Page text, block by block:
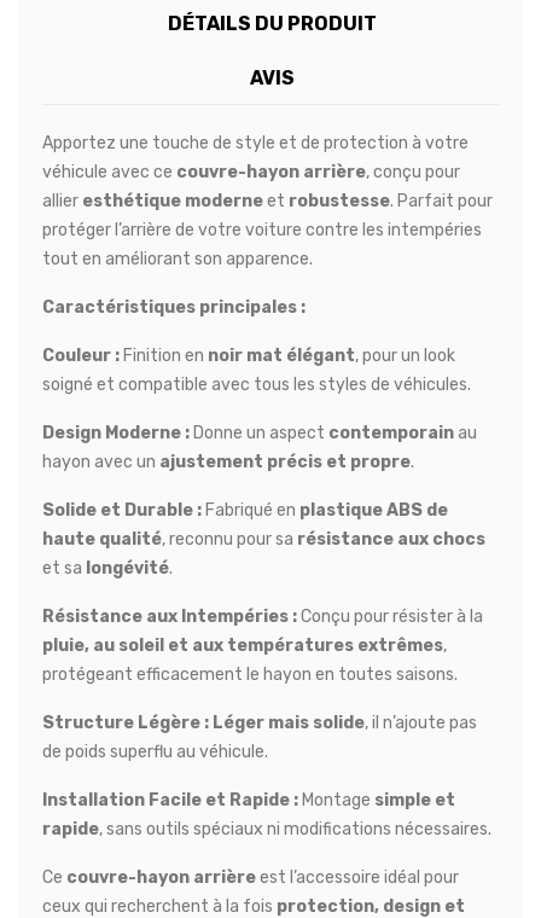
DÉTAILS DU PRODUIT
AVIS
Apportez une touche de style et de protection à votre
véhicule avec ce couvre-hayon arrière, conçu pour
allier esthétique moderneet robustesse. Parfait pour
protéger l’arrière de votre voiture contre les intempéries
tout en améliorant son apparence.
Caractéristiques principales :
Couleur : Finition en noir mat élégant, pour un look
soigné et compatible avec tous les styles de véhicules.
Design Moderne : Donne un aspect contemporainau
hayon avec un ajustement précis et propre.
Solide et Durable : Fabriqué en plastique ABS de
haute qualité, reconnu pour sa résistance aux chocs
et sa longévité.
Résistance aux Intempéries :Conçu pour résister à la
pluie, au soleil et aux températures extrêmes,
protégeant efficacement le hayon en toutes saisons.
Structure Légère : Léger mais solide, il n’ajoute pas
de poids superflu au véhicule.
Installation Facile et Rapide : Montage simple et
rapide, sans outils spéciaux ni modifications nécessaires.
Ce couvre-hayon arrièreest l’accessoire idéal pour
ceux qui recherchent à la fois protection, design et